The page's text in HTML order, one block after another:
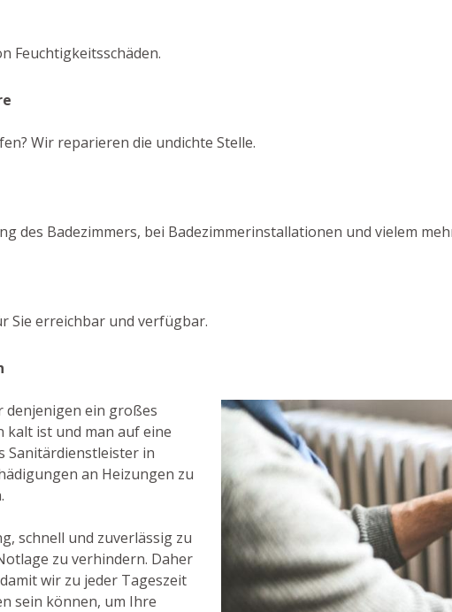
Feuchtigkeitsschäden.
Wir reparieren die undichte Stelle.
des Badezimmers, bei Badezimmerinstallationen und vielem
Sie erreichbar und verfügbar.
denjenigen ein großes
kalt ist und man auf eine
Sanitärdienstleister in
an Heizungen zu
schnell und zuverlässig zu
zu verhindern. Daher
wir zu jeder Tageszeit
sein können, um Ihre